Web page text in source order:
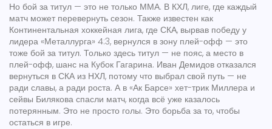
Но бой за титул — это не только ММА. В КХЛ, лиге, где каждый
матч может перевернуть сезон. Также известен как
Континентальная хоккейная лига, где СКА, вырвав победу у
лидера «Металлурга» 4:3, вернулся в зону плей-офф — это
тоже бой за титул. Только здесь титул — не пояс, а место в
плей-офф, шанс на Кубок Гагарина. Иван Демидов отказался
вернуться в СКА из НХЛ, потому что выбрал свой путь — не
ради славы, а ради роста. А в «Ак Барсе» хет-трик Миллера и
сейвы Билякова спасли матч, когда всё уже казалось
потерянным. Это не просто голы. Это борьба за то, чтобы
остаться в игре.